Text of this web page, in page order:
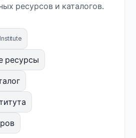
ресурсов и каталогов.
Institute
ресурсы